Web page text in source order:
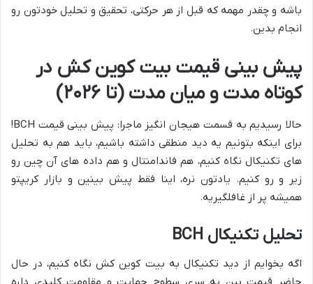
باشه و چقدر مهمه که قبل از هر حرکتی، تحقیق و تحلیل خودتون رو
انجام بدین.
پیش بینی قیمت بیت کوین کش در
کوتاه مدت و میان مدت (تا ۲۰۲۶)
حالا رسیدیم به قسمت هیجان انگیز ماجرا: پیش بینی قیمت BCH!
برای اینکه بتونیم یه دید منطقی داشته باشیم، باید هم به تحلیل
های تکنیکال نگاه کنیم، هم فاندامنتال و هم داده های آن چین رو
زیر و رو کنیم. یادتون نره، اینا فقط پیش بینین و بازار کریپتو
همیشه پر از غافلگیریه.
تحلیل تکنیکال BCH
اگه بخوایم از دید تکنیکال به بیت کوین کش نگاه کنیم، در حال